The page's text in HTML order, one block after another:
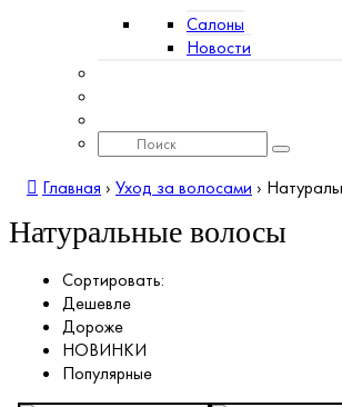
Салоны
Новости
Главная › Уход за волосами ›
Натуральные волосы
Сортировать:
Дешевле
Дороже
НОВИНКИ
Популярные